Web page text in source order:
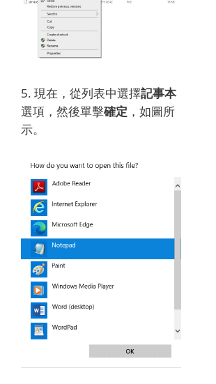
5. 現在，從列表中選擇記事本
選項，然後單擊確定 ，如圖所
示。